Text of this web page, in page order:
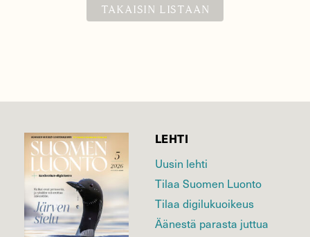
TAKAISIN LISTAAN
LEHTI
Uusin lehti
Tilaa Suomen Luonto
Tilaa digilukuoikeus
Äänestä parasta juttua